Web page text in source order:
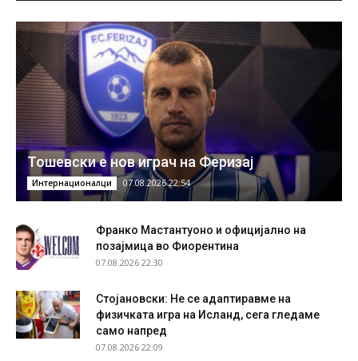
Тошевски е нов играч на Феризај
Интернационалци 07.08.2026 22:54
Франко Мастантуоно и официјално на
позајмица во Фиорентина
07.08.2026 22:30
Стојановски: Не се адаптиравме на
физичката игра на Исланд, сега гледаме
само напред
07.08.2026 22:09